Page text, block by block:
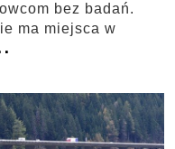
bez badań.
ma miejsca w